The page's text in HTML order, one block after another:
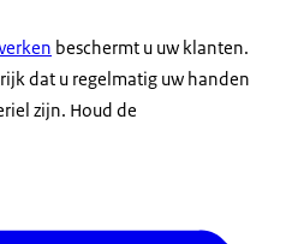
beschermt u uw klanten.
dat u regelmatig uw handen
zijn. Houd de